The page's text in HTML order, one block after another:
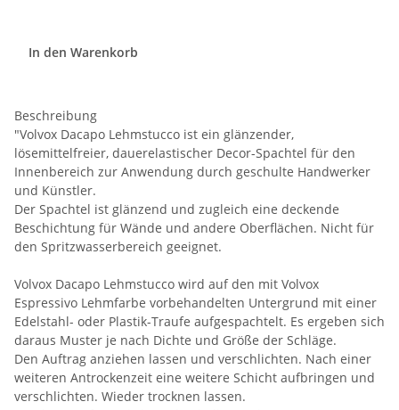
In den Warenkorb
Beschreibung
"Volvox Dacapo Lehmstucco ist ein glänzender,
lösemittelfreier, dauerelastischer Decor-Spachtel für den
Innenbereich zur Anwendung durch geschulte Handwerker
und Künstler.
Der Spachtel ist glänzend und zugleich eine deckende
Beschichtung für Wände und andere Oberflächen. Nicht für
den Spritzwasserbereich geeignet.
Volvox Dacapo Lehmstucco wird auf den mit Volvox
Espressivo Lehmfarbe vorbehandelten Untergrund mit einer
Edelstahl- oder Plastik-Traufe aufgespachtelt. Es ergeben sich
daraus Muster je nach Dichte und Größe der Schläge.
Den Auftrag anziehen lassen und verschlichten. Nach einer
weiteren Antrockenzeit eine weitere Schicht aufbringen und
verschlichten. Wieder trocknen lassen.